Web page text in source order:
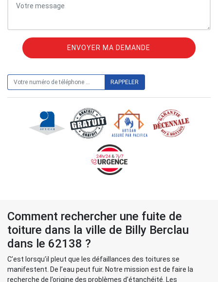
Comment rechercher une fuite de
toiture dans la ville de Billy Berclau
dans le 62138 ?
C’est lorsqu’il pleut que les défaillances des toitures se
manifestent. De l’eau peut fuir. Notre mission est de faire la
recherche de l’origine des problèmes d’étanchéité. Les